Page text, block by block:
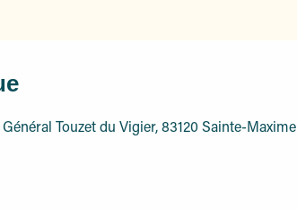
Touzet du Vigier, 83120 Sainte-Maxime